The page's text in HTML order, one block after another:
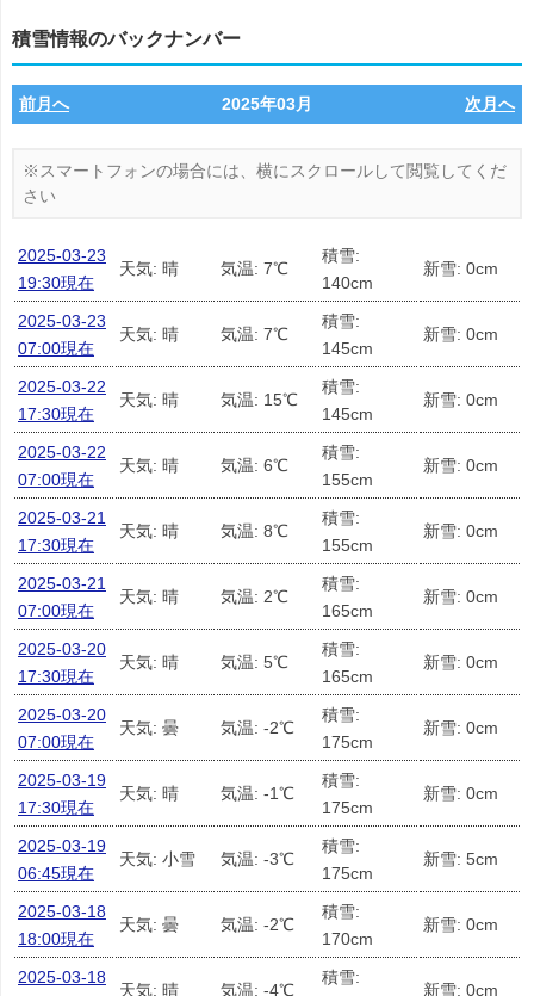
積雪情報のバックナンバー
前月へ 2025年03月 次月へ
2025-03-23
19:30現在
天気: 晴 気温: 7℃
積雪:
140cm
新雪: 0cm
2025-03-23
07:00現在
天気: 晴 気温: 7℃
積雪:
145cm
新雪: 0cm
2025-03-22
17:30現在
天気: 晴 気温: 15℃
積雪:
145cm
新雪: 0cm
2025-03-22
07:00現在
天気: 晴 気温: 6℃
積雪:
155cm
新雪: 0cm
2025-03-21
17:30現在
天気: 晴 気温: 8℃
積雪:
155cm
新雪: 0cm
2025-03-21
07:00現在
天気: 晴 気温: 2℃
積雪:
165cm
新雪: 0cm
2025-03-20
17:30現在
天気: 晴 気温: 5℃
積雪:
165cm
新雪: 0cm
2025-03-20
07:00現在
天気: 曇 気温: -2℃
積雪:
175cm
新雪: 0cm
2025-03-19
17:30現在
天気: 晴 気温: -1℃
積雪:
175cm
新雪: 0cm
2025-03-19
06:45現在
天気: 小雪 気温: -3℃
積雪:
175cm
新雪: 5cm
2025-03-18
18:00現在
天気: 曇 気温: -2℃
積雪:
170cm
新雪: 0cm
2025-03-18
天気: 晴 気温: -4℃
積雪:
新雪: 0cm